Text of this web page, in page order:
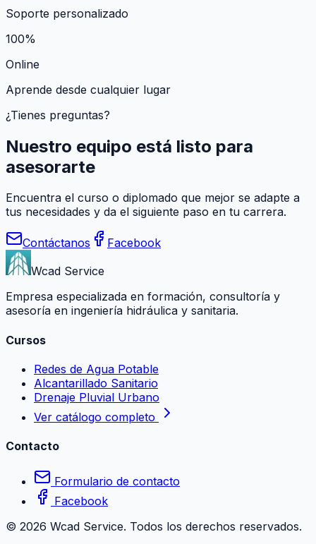
Soporte personalizado
100%
Online
Aprende desde cualquier lugar
¿Tienes preguntas?
Nuestro equipo está listo para
asesorarte
Encuentra el curso o diplomado que mejor se adapte a
tus necesidades y da el siguiente paso en tu carrera.
Contáctanos
Facebook
Wcad Service
Empresa especializada en formación, consultoría y
asesoría en ingeniería hidráulica y sanitaria.
Cursos
Redes de Agua Potable
Alcantarillado Sanitario
Drenaje Pluvial Urbano
Ver catálogo completo
Contacto
Formulario de contacto
Facebook
© 2026 Wcad Service. Todos los derechos reservados.